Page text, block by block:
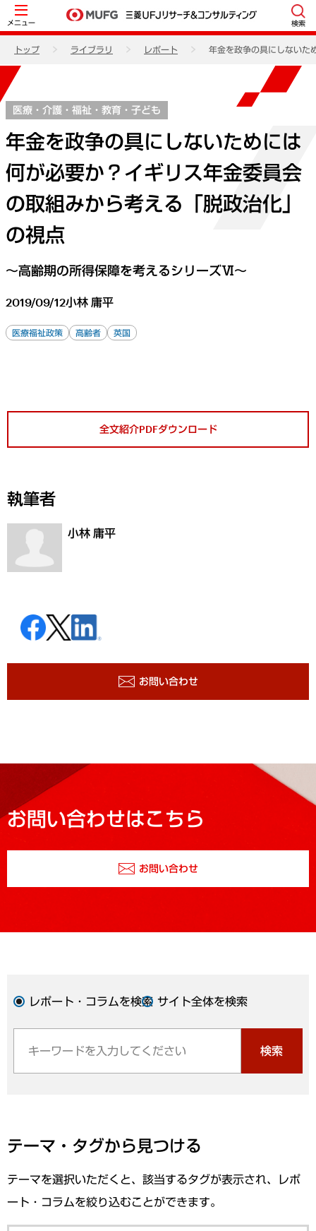
メニュー 検索
トップ ライブラリ レポート 年金を政争の具にしないた
医療・介護・福祉・教育・子ども
年金を政争の具にしないためには
何が必要か？イギリス年金委員会
の取組みから考える「脱政治化」
の視点
～高齢期の所得保障を考えるシリーズⅥ～
2019/09/12小林 庸平
医療福祉政策 高齢者 英国
全文紹介PDFダウンロード
執筆者
小林 庸平
お問い合わせ
お問い合わせはこちら
お問い合わせ
レポート・コラムを検索 サイト全体を検索
検索
テーマ・タグから見つける
テーマを選択いただくと、該当するタグが表示され、レポ
ート・コラムを絞り込むことができます。